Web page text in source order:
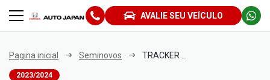
AVALIE SEU VEÍCULO
Pagina inicial Seminovos
2023/2024